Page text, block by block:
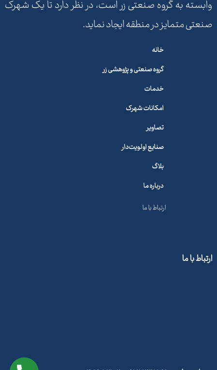
وابسته به گروه صنعتی زر است، در نظر دارد تا یک شهرک
صنعتی متمایز در منطقه ایجاد نماید.
خانه
گروه صنعتی و پژوهشی زر
خدمات
امکانات شهرک
تصاویر
صنایع اولویت‌دار
بلاگ
درباره ما
ارتباط با ما
ارتباط با ما